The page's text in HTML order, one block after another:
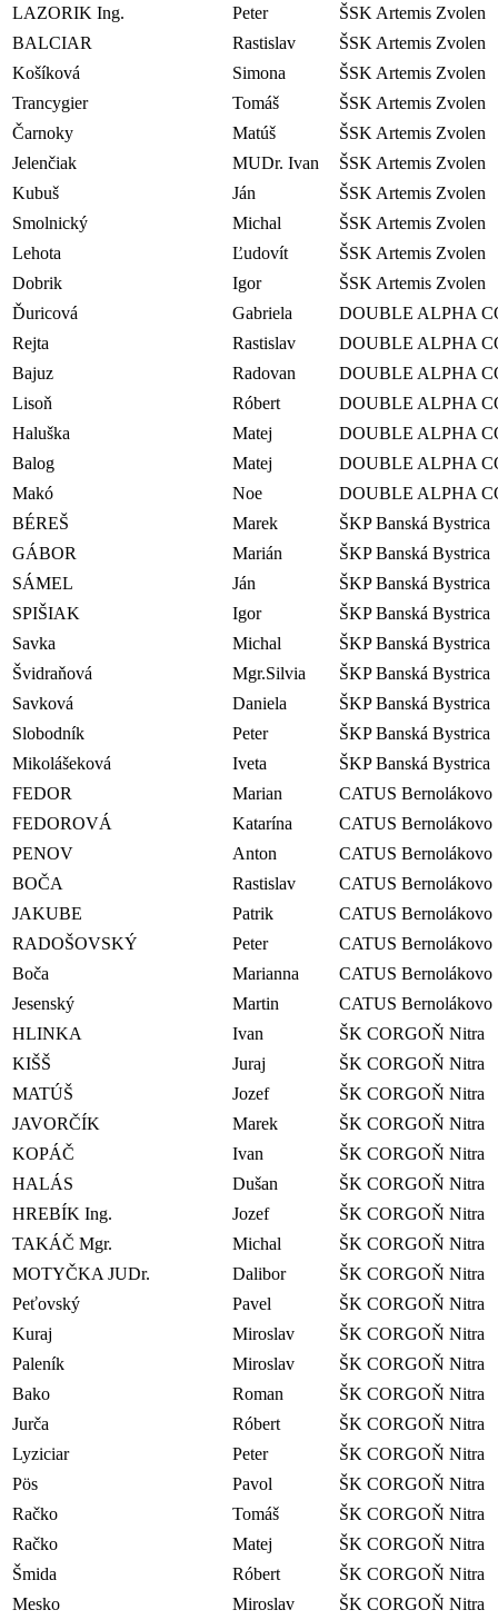
LAZORIK Ing. Peter
ŠSK Artemis Zvolen
BALCIAR
Rastislav
ŠSK Artemis Zvolen
Košíková
Simona
ŠSK Artemis Zvolen
Trancygier
Tomáš
ŠSK Artemis Zvolen
Čarnoky
Matúš
ŠSK Artemis Zvolen
Jelenčiak
MUDr. Ivan
ŠSK Artemis Zvolen
Kubuš
Ján
ŠSK Artemis Zvolen
Smolnický
Michal
ŠSK Artemis Zvolen
Lehota
Ľudovít
ŠSK Artemis Zvolen
Dobrik
Igor
ŠSK Artemis Zvolen
Ďuricová
Gabriela
DOUBLE ALPHA
Rejta
Rastislav
DOUBLE ALPHA
Bajuz
Radovan
DOUBLE ALPHA
Lisoň
Róbert
DOUBLE ALPHA
Haluška
Matej
DOUBLE ALPHA
Balog
Matej
DOUBLE ALPHA
Makó
Noe
DOUBLE ALPHA
BÉREŠ
Marek
ŠKP Banská Bystrica
GÁBOR
Marián
ŠKP Banská Bystrica
SÁMEL
Ján
ŠKP Banská Bystrica
SPIŠIAK
Igor
ŠKP Banská Bystrica
Savka
Michal
ŠKP Banská Bystrica
Švidraňová
Mgr.Silvia
ŠKP Banská Bystrica
Savková
Daniela
ŠKP Banská Bystrica
Slobodník
Peter
ŠKP Banská Bystrica
Mikolášeková
Iveta
ŠKP Banská Bystrica
FEDOR
Marian
CATUS Bernolákovo
FEDOROVÁ
Katarína
CATUS Bernolákovo
PENOV
Anton
CATUS Bernolákovo
BOČA
Rastislav
CATUS Bernolákovo
JAKUBE
Patrik
CATUS Bernolákovo
RADOŠOVSKÝ
Peter
CATUS Bernolákovo
Boča
Marianna
CATUS Bernolákovo
Jesenský
Martin
CATUS Bernolákovo
HLINKA
Ivan
ŠK CORGOŇ Nitra
KIŠŠ
Juraj
ŠK CORGOŇ Nitra
MATÚŠ
Jozef
ŠK CORGOŇ Nitra
JAVORČÍK
Marek
ŠK CORGOŇ Nitra
KOPÁČ
Ivan
ŠK CORGOŇ Nitra
HALÁS
Dušan
ŠK CORGOŇ Nitra
HREBÍK Ing.
Jozef
ŠK CORGOŇ Nitra
TAKÁČ Mgr.
Michal
ŠK CORGOŇ Nitra
MOTYČKA JUDr.
Dalibor
ŠK CORGOŇ Nitra
Peťovský
Pavel
ŠK CORGOŇ Nitra
Kuraj
Miroslav
ŠK CORGOŇ Nitra
Paleník
Miroslav
ŠK CORGOŇ Nitra
Bako
Roman
ŠK CORGOŇ Nitra
Jurča
Róbert
ŠK CORGOŇ Nitra
Lyziciar
Peter
ŠK CORGOŇ Nitra
Pös
Pavol
ŠK CORGOŇ Nitra
Račko
Tomáš
ŠK CORGOŇ Nitra
Račko
Matej
ŠK CORGOŇ Nitra
Šmida
Róbert
ŠK CORGOŇ Nitra
Mesko
Miroslav
ŠK CORGOŇ Nitra